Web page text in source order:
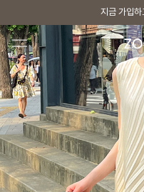
지금 가입하
지금 가입